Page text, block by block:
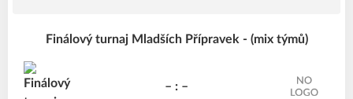
Finálový turnaj Mladších Přípravek - (mix týmů)
– : –